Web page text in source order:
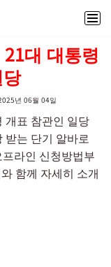
대 대통령
년 06월 04일
개표 참관인 일당
받는 단기 알바로
라인 신청방법부
함께 자세히 소개